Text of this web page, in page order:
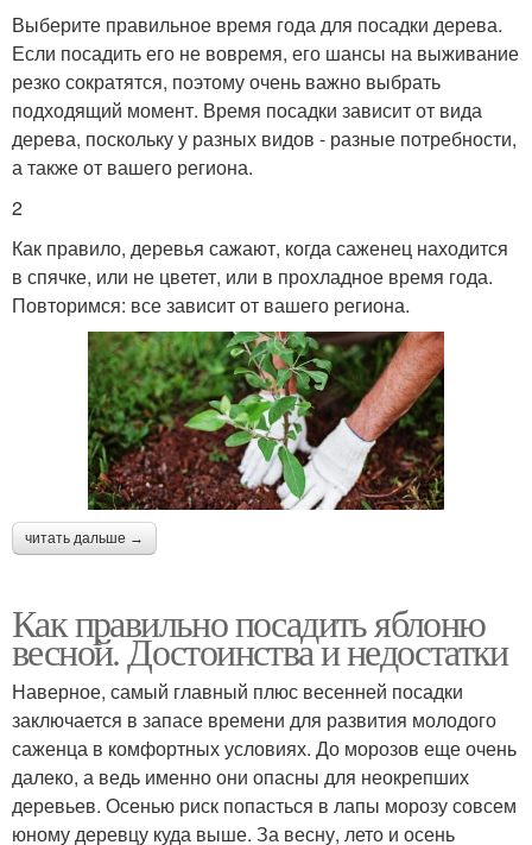
Выберите правильное время года для посадки дерева.
Если посадить его не вовремя, его шансы на выживание
резко сократятся, поэтому очень важно выбрать
подходящий момент. Время посадки зависит от вида
дерева, поскольку у разных видов - разные потребности,
а также от вашего региона.
2
Как правило, деревья сажают, когда саженец находится
в спячке, или не цветет, или в прохладное время года.
Повторимся: все зависит от вашего региона.
читать дальше →
Как правильно посадить яблоню
весной. Достоинства и недостатки
Наверное, самый главный плюс весенней посадки
заключается в запасе времени для развития молодого
саженца в комфортных условиях. До морозов еще очень
далеко, а ведь именно они опасны для неокрепших
деревьев. Осенью риск попасться в лапы морозу совсем
юному деревцу куда выше. За весну, лето и осень